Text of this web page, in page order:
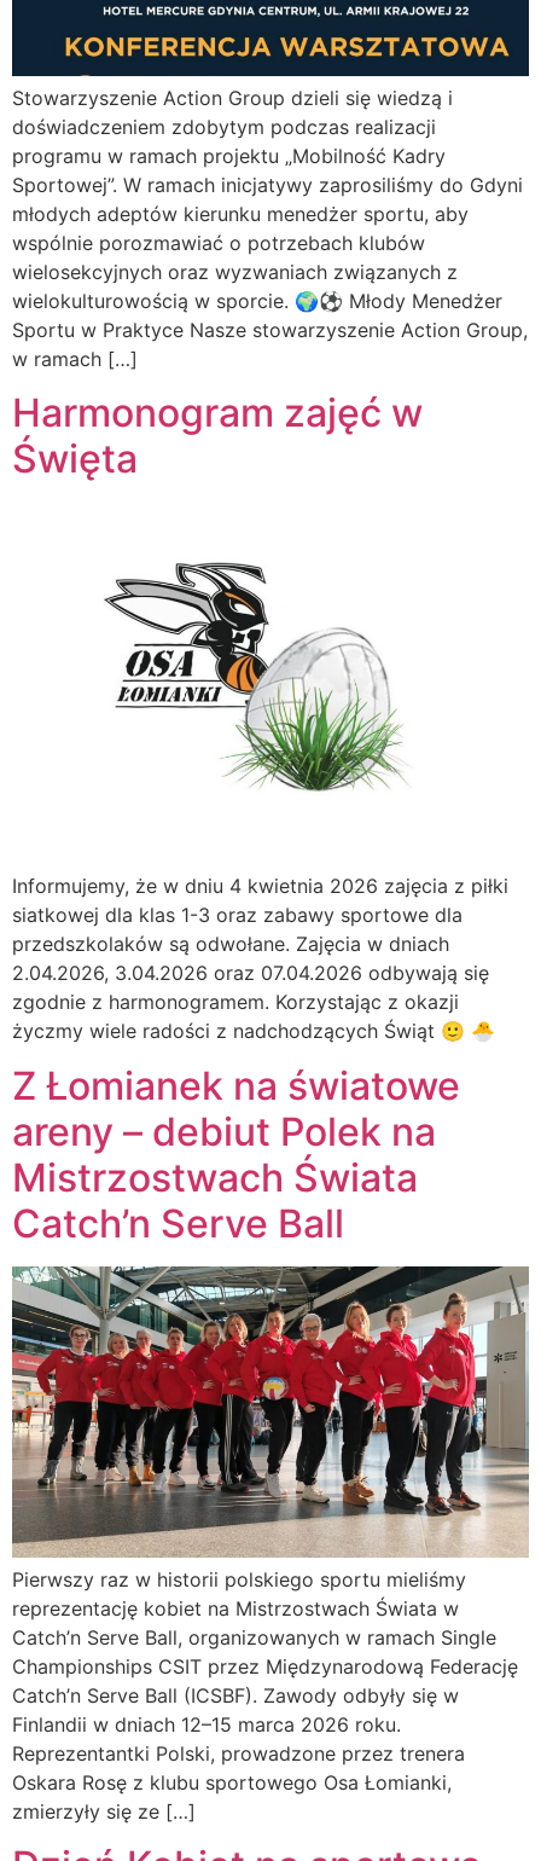
Stowarzyszenie Action Group dzieli się wiedzą i
doświadczeniem zdobytym podczas realizacji
programu w ramach projektu „Mobilność Kadry
Sportowej”. W ramach inicjatywy zaprosiliśmy do Gdyni
młodych adeptów kierunku menedżer sportu, aby
wspólnie porozmawiać o potrzebach klubów
wielosekcyjnych oraz wyzwaniach związanych z
wielokulturowością w sporcie. 🌍⚽ Młody Menedżer
Sportu w Praktyce Nasze stowarzyszenie Action Group,
w ramach […]
Harmonogram zajęć w
Święta
Informujemy, że w dniu 4 kwietnia 2026 zajęcia z piłki
siatkowej dla klas 1-3 oraz zabawy sportowe dla
przedszkolaków są odwołane. Zajęcia w dniach
2.04.2026, 3.04.2026 oraz 07.04.2026 odbywają się
zgodnie z harmonogramem. Korzystając z okazji
życzmy wiele radości z nadchodzących Świąt 🙂 🐣
Z Łomianek na światowe
areny – debiut Polek na
Mistrzostwach Świata
Catch’n Serve Ball
Pierwszy raz w historii polskiego sportu mieliśmy
reprezentację kobiet na Mistrzostwach Świata w
Catch’n Serve Ball, organizowanych w ramach Single
Championships CSIT przez Międzynarodową Federację
Catch’n Serve Ball (ICSBF). Zawody odbyły się w
Finlandii w dniach 12–15 marca 2026 roku.
Reprezentantki Polski, prowadzone przez trenera
Oskara Rosę z klubu sportowego Osa Łomianki,
zmierzyły się ze […]